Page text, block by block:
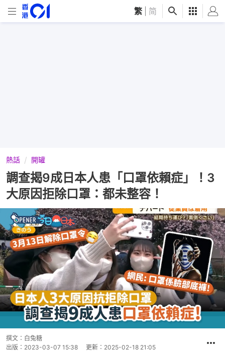
繁 简
熱話 開罐
調查揭9成日本人患「口罩依賴症」！3
大原因拒除口罩：都未整容！
撰文： 白兔糖
出版： 2023-03-07 15:38 更新： 2025-02-18 21:05